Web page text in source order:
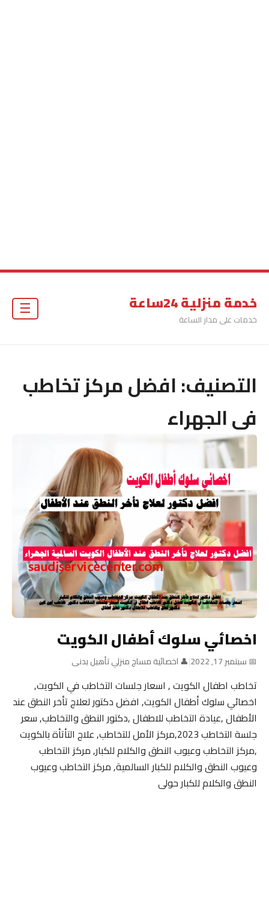
خدمة منزلية 24ساعة
خدمات على مدار الساعة
☰
التصنيف:افضل مركز تخاطب
فى الجهراء
اخصائي سلوك أطفال الكويت
📅 سبتمبر 17, 2022 |👤 اخصائية مساج منزلي تأهيل بدنى
تخاطب اطفال الكويت , اسعار جلسات التخاطب في الكويت,
اخصائي سلوك أطفال الكويت, افضل دكتور لعلاج تأخر النطق عند
الأطفال ,عيادة التخاطب للاطفال ,دكتور النطق والتخاطب, سعر
جلسة التخاطب 2023,مركز الأمل للتخاطب, علاج التأتأة بالكويت
,مركز التخاطب وعيوب النطق والكلام للكبار, مركز التخاطب
وعيوب النطق والكلام للكبار السالمية, مركز التخاطب وعيوب
النطق والكلام للكبار حولى